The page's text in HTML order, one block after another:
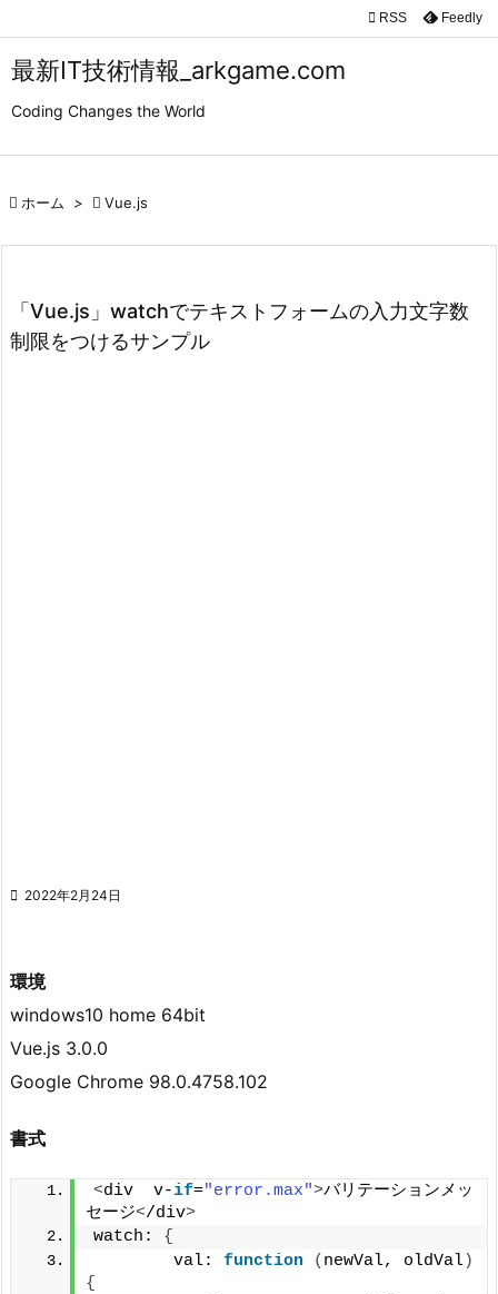
最新IT技術情報_arkgame.com
Coding Changes the World


検索
 RSS Feedly
 ホーム >  Vue.js
「Vue.js」watchでテキストフォームの入力文字数
制限をつけるサンプル
 2022年2月24日
環境
windows10 home 64bit
Vue.js 3.0.0
Google Chrome 98.0.4758.102
書式
<div  v-if="error.max">バリテーションメッ
セージ</div>
watch: {
        val:
function ( newVal, oldVal)
{